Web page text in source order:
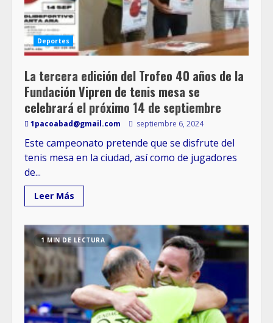
Deportes
La tercera edición del Trofeo 40 años de la
Fundación Vipren de tenis mesa se
celebrará el próximo 14 de septiembre
1pacoabad@gmail.com septiembre 6, 2024
Este campeonato pretende que se disfrute del
tenis mesa en la ciudad, así como de jugadores
de...
Leer Más
1 MIN DE LECTURA